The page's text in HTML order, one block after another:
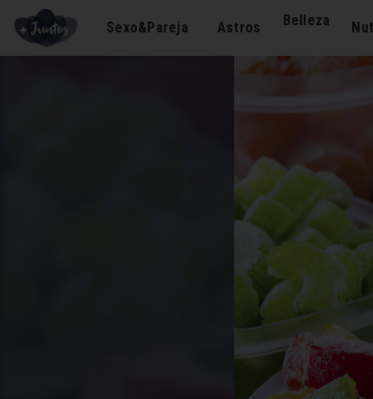
Sexo&Pareja Astros Belleza